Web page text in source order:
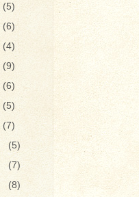
(5)
(6)
(4)
(9)
(6)
(5)
(7)
(5)
(7)
(8)